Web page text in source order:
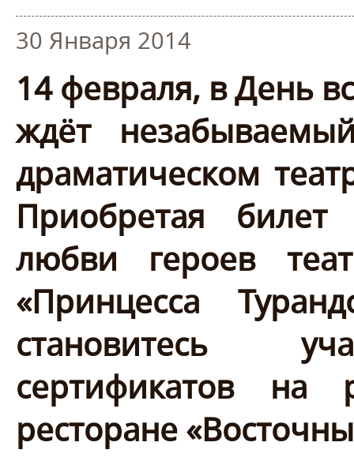
30 Января 2014
14 февраля, в День
ждёт
драматическом
Приобретая
любви героев
«Принцесса
становитесь
сертификатов на
ресторане